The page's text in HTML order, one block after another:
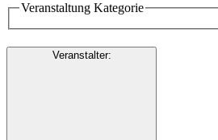
Veranstaltung Kategorie
Veranstalter: